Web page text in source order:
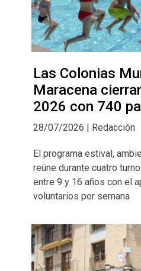
Las Colonias
Maracena
2026 con 740
28/07/2026 | Redacción
El programa estival,
reúne durante cuatro
entre 9 y 16 años con el
voluntarios por semana